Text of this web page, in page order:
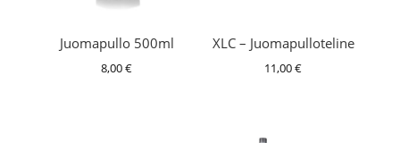
Juomapullo 500ml
8,00€
XLC – Juomapulloteline
11,00€